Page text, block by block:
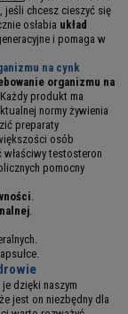
jeśli chcesz cieszyć się
osłabia układ
i pomaga w
na cynk
organizmu na
produkt ma
normy żywienia
preparaty
osób
właściwy testosteron
pomocny
dzięki naszym
jest on niezbędny dla